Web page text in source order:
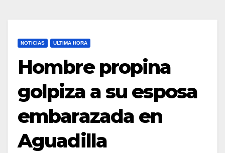
NOTICIAS ULTIMA HORA
Hombre propina
golpiza a su esposa
embarazada en
Aguadilla